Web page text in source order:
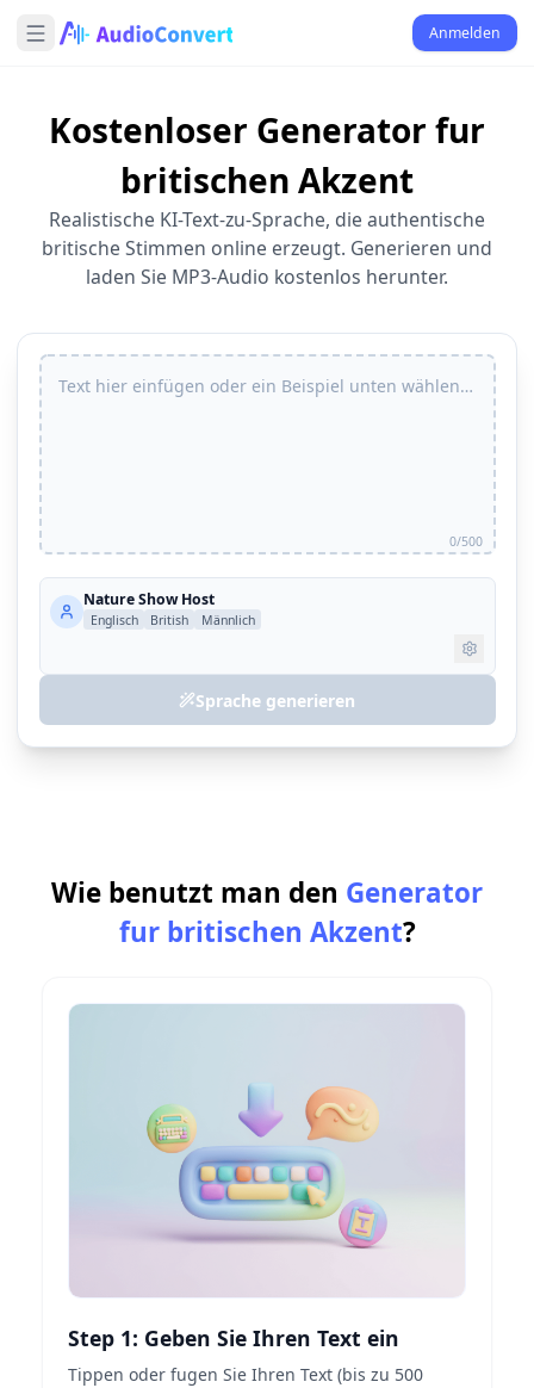
Anmelden
Kostenloser Generator fur
britischen Akzent
Realistische KI-Text-zu-Sprache, die authentische
britische Stimmen online erzeugt. Generieren und
laden Sie MP3-Audio kostenlos herunter.
0/500
Nature Show Host
Englisch British Männlich
Sprache generieren
Wie benutzt man den Generator
fur britischen Akzent?
Step 1: Geben Sie Ihren Text ein
Tippen oder fugen Sie Ihren Text (bis zu 500